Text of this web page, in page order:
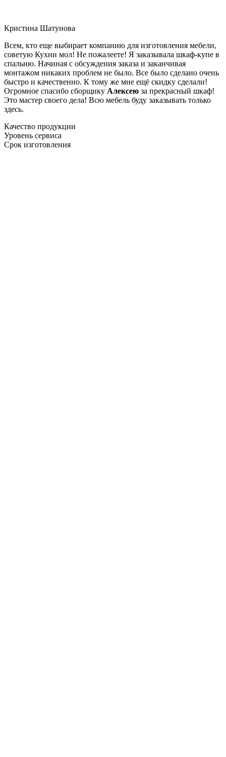
Кристина Шатунова
Всем, кто еще выбирает компанию для изготовления мебели,
советую Кухни мол! Не пожалеете! Я заказывала шкаф-купе в
спальню. Начиная с обсуждения заказа и заканчивая
монтажом никаких проблем не было. Все было сделано очень
быстро и качественно. К тому же мне ещё скидку сделали!
Огромное спасибо сборщику Алексею за прекрасный шкаф!
Это мастер своего дела! Всю мебель буду заказывать только
здесь.
Качество продукции
Уровень сервиса
Срок изготовления